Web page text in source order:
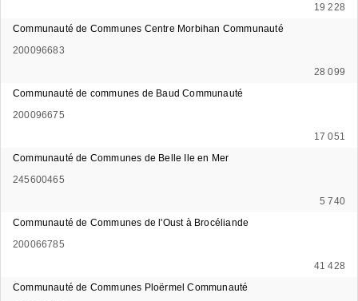
19 228
Communauté de Communes Centre Morbihan Communauté
200096683
28 099
Communauté de communes de Baud Communauté
200096675
17 051
Communauté de Communes de Belle Ile en Mer
245600465
5 740
Communauté de Communes de l'Oust à Brocéliande
200066785
41 428
Communauté de Communes Ploërmel Communauté